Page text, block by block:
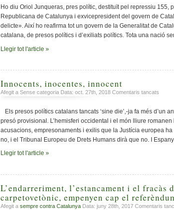
política
separadors
i
permanent
judici
innecessari
i
un
Freda
Ho diu Oriol Junqueras, pres polític, destituït pel repressiu 155,
Republicana de Catalunya i exvicepresident del govern de
delicte». Així ho reafirma tot un govern de la Generalitat de
catalana, de presos polítics i d’exiliats polítics. Tota una nació
Llegir tot l'article »
Innocents, inocentes, innocent
Afegit a Sense categoria Data: oct. 27th, 2018 Comentaris tancats
Els presos polítics catalans tancats ‘sine die’,-ja fa més d’un
presó provisional. L’hemisferi occidental i el món lliure
acusacions, empresonaments i exilis que la Justícia europea
no, i el Tribunal Europeu de Drets Humans dirà que no. I
Llegir tot l'article »
L’endarreriment, l’estancament i el fracàs
carpetovetònic, empenyen cap el
Afegit a sempre contra Catalunya Data: juny 28th, 2017 Comentaris